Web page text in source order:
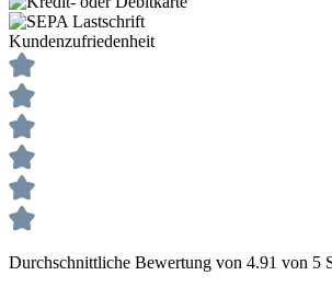
Kundenzufriedenheit
Durchschnittliche Bewertung von 4.91 von 5